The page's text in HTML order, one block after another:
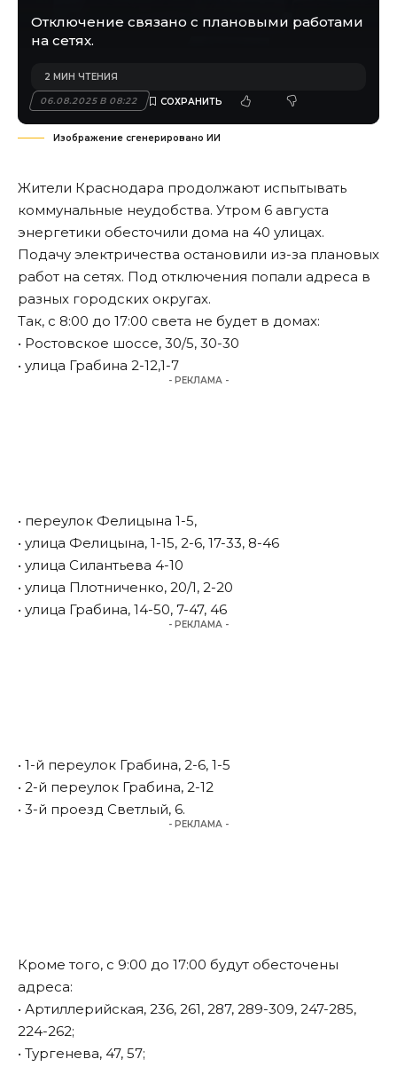
Отключение связано с плановыми работами
на сетях.
06.08.2025 В 08:22
2 МИН ЧТЕНИЯ
Изображение сгенерировано ИИ
Жители Краснодара продолжают испытывать
коммунальные неудобства. Утром 6 августа
энергетики обесточили дома на 40 улицах.
Подачу электричества остановили из-за плановых
работ на сетях. Под отключения попали адреса в
разных городских округах.
Так, с 8:00 до 17:00 света не будет в домах:
• Ростовское шоссе, 30/5, 30-30
• улица Грабина 2-12,1-7
- РЕКЛАМА -
• переулок Фелицына 1-5,
• улица Фелицына, 1-15, 2-6, 17-33, 8-46
• улица Силантьева 4-10
• улица Плотниченко, 20/1, 2-20
• улица Грабина, 14-50, 7-47, 46
- РЕКЛАМА -
• 1-й переулок Грабина, 2-6, 1-5
• 2-й переулок Грабина, 2-12
• 3-й проезд Светлый, 6.
- РЕКЛАМА -
Кроме того, с 9:00 до 17:00 будут обесточены
адреса:
• Артиллерийская, 236, 261, 287, 289-309, 247-285,
224-262;
• Тургенева, 47, 57;